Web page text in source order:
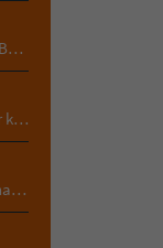
Habe soeben von Gareth Brown - Das Buch der…
Eine interessante Dystopie, die mir vor kurzem in…
Der aktuelle größte Lesefrust den ich habe und der…